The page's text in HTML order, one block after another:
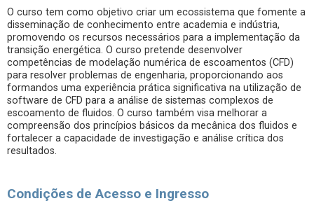
O curso tem como objetivo criar um ecossistema que fomente a
disseminação de conhecimento entre academia e indústria,
promovendo os recursos necessários para a implementação da
transição energética. O curso pretende desenvolver
competências de modelação numérica de escoamentos (CFD)
para resolver problemas de engenharia, proporcionando aos
formandos uma experiência prática significativa na utilização de
software de CFD para a análise de sistemas complexos de
escoamento de fluidos. O curso também visa melhorar a
compreensão dos princípios básicos da mecânica dos fluidos e
fortalecer a capacidade de investigação e análise crítica dos
resultados.
Condições de Acesso e Ingresso